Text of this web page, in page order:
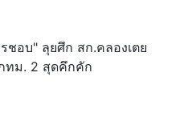
ชอบ" ลุยศึก สก.คลองเตย
ทม. 2 สุดคึกคัก